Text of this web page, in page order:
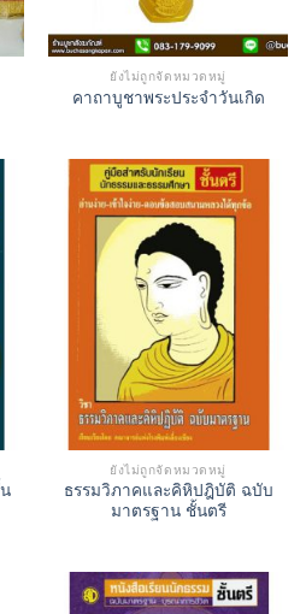
ยังไม่ถูกจัดหมวดหมู่
คาถาบูชาพระประจำวันเกิด
ยังไม่ถูกจัดหมวดหมู่
ธรรมวิภาคและคิหิปฎิบัติ ฉบับ
มาตรฐาน ชั้นตรี